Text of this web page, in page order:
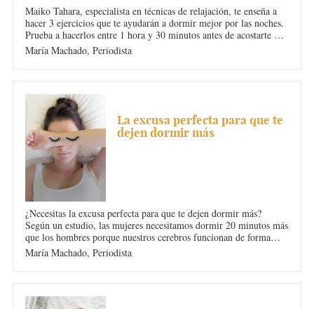
Maiko Tahara, especialista en técnicas de relajación, te enseña a
hacer 3 ejercicios que te ayudarán a dormir mejor por las noches.
Prueba a hacerlos entre 1 hora y 30 minutos antes de acostarte y
notarás que te cuesta menos conciliar el sueño. Toma nota de las
posturas y controla la respiración.
María Machado,Periodista
La excusa perfecta para que te
dejen dormir más
¿Necesitas la excusa perfecta para que te dejen dormir más?
Según un estudio, las mujeres necesitamos dormir 20 minutos más
que los hombres porque nuestros cerebros funcionan de forma
diferente. La clave para levantarse descansada no es dormir
muchas horas, sino que sean de calidad.
María Machado,Periodista